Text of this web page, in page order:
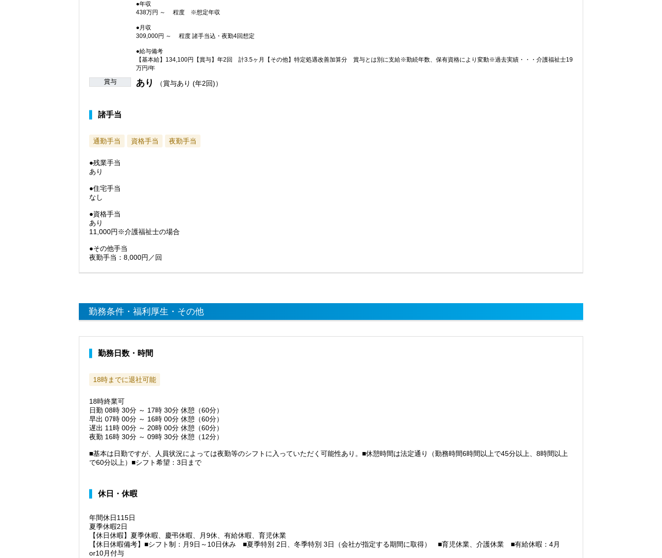
●年収
438万円 ～ 程度 ※想定年収
●月収
309,000円 ～ 程度 諸手当込・夜勤4回想定
●給与備考
【基本給】134,100円【賞与】年2回 計3.5ヶ月【その他】特定処遇改善加算分 賞与とは別に支給※勤続年数、保有資格により変動※過去実績・・・介護福祉士19
万円/年
賞与 あり （賞与あり (年2回)）
諸手当
通勤手当 資格手当 夜勤手当
●残業手当
あり
●住宅手当
なし
●資格手当
あり
11,000円※介護福祉士の場合
●その他手当
夜勤手当：8,000円／回
勤務条件・福利厚生・その他
勤務日数・時間
18時までに退社可能
18時終業可
日勤 08時 30分 ～ 17時 30分 休憩（60分）
早出 07時 00分 ～ 16時 00分 休憩（60分）
遅出 11時 00分 ～ 20時 00分 休憩（60分）
夜勤 16時 30分 ～ 09時 30分 休憩（12分）
■基本は日勤ですが、人員状況によっては夜勤等のシフトに入っていただく可能性あり。■休憩時間は法定通り（勤務時間6時間以上で45分以上、8時間以上
で60分以上）■シフト希望：3日まで
休日・休暇
年間休日115日
夏季休暇2日
【休日休暇】夏季休暇、慶弔休暇、月9休、有給休暇、育児休業
【休日休暇備考】■シフト制：月9日～10日休み ■夏季特別 2日、冬季特別 3日（会社が指定する期間に取得） ■育児休業、介護休業 ■有給休暇：4月
or10月付与